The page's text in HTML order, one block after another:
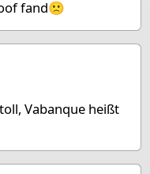
fand🙁
Vabanque heißt